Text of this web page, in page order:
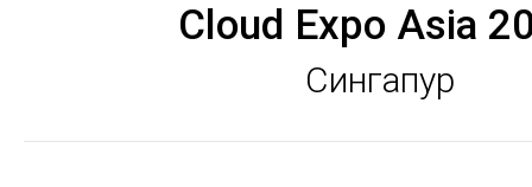
Cloud Expo Asia
Сингапур